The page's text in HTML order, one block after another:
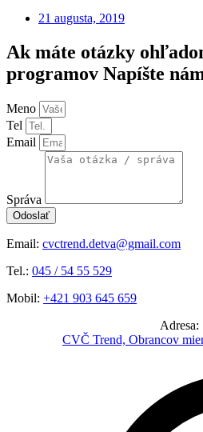
21 augusta, 2019
Ak máte otázky
programov Napíšte
Meno
Tel
Email
Správa
Odoslať
Email: cvctrend.detva@gmail.com
Tel.: 045 / 54 55 529
Mobil: +421 903 645 659
Adresa:
CVČ Trend, Obrancov